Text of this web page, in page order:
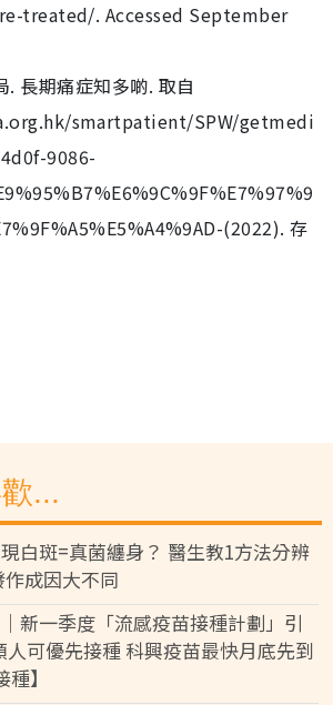
treated/. Accessed September
長期痛症知多啲. 取自
smartpatient/SPW/getmedi
9086-
(2022). 存
...
白斑=真菌纏身？ 醫生教1方法分辨
成因大不同
新一季度「流感疫苗接種計劃」引
人可優先接種 科興疫苗最快月底先到
】